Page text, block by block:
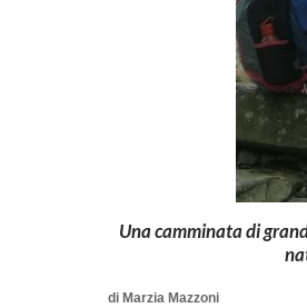
Una camminata di
di Marzia Mazzoni